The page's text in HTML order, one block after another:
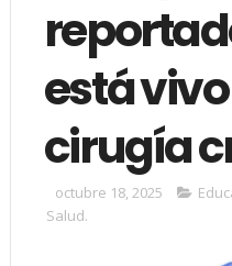
está
cirugía
octubre 18, 2025
Salud.